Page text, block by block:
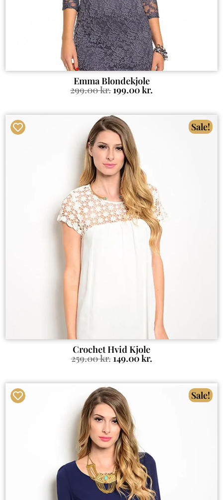
Emma Blondekjole
299.00kr.199.00kr.
Sale!
Crochet Hvid Kjole
259.00kr.149.00kr.
Sale!